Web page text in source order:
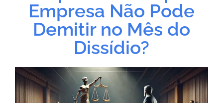
Empresa Não Pode
Demitir no Mês do
Dissídio?